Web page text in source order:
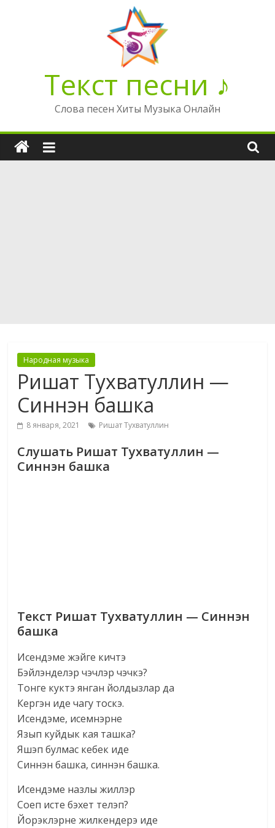
Текст песни ♪
Слова песен Хиты Музыка Онлайн
Народная музыка
Ришат Тухватуллин —
Синнэн башка
8 января, 2021 Ришат Тухватуллин
Слушать Ришат Тухватуллин —
Синнэн башка
Текст Ришат Тухватуллин — Синнэн
башка
Исендэме жэйге кичтэ
Бэйлэнделэр чэчлэр чэчкэ?
Тонге куктэ янган йолдызлар да
Кергэн иде чагу тоскэ.
Исендэме, исемнэрне
Язып куйдык кая ташка?
Яшэп булмас кебек иде
Синнэн башка, синнэн башка.
Исендэме назлы жиллэр
Соеп исте бэхет телэп?
Йорэклэрне жилкендерэ иде